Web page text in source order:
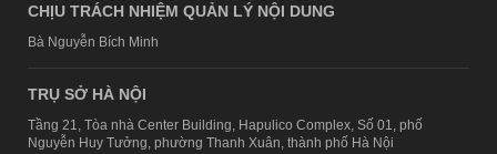
CHỊU TRÁCH NHIỆM QUẢN LÝ NỘI DUNG
Bà Nguyễn Bích Minh
TRỤ SỞ HÀ NỘI
Tầng 21, Tòa nhà Center Building, Hapulico Complex, Số 01, phố
Nguyễn Huy Tưởng, phường Thanh Xuân, thành phố Hà Nội